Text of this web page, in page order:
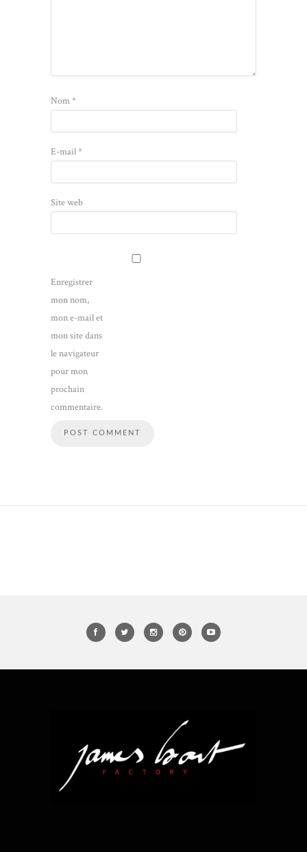
Nom*
E-mail*
Site web
Enregistrer
mon nom,
mon e-mail et
mon site dans
le navigateur
pour mon
prochain
commentaire.